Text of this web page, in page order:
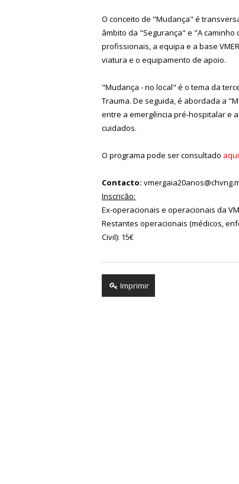
O conceito de "Mudança" é
âmbito da "Segurança" e "A
profissionais, a equipa e a base
viatura e o equipamento de apoio.
"Mudança - no local" é o tema da
Trauma. De seguida, é abordada a
entre a emergência pré-hospitalar e
cuidados.
O programa pode ser consultado
Contacto:
Inscrição:
Ex-operacionais e operacionais da
Restantes operacionais (médicos,
Civil): 15€
Imprimir